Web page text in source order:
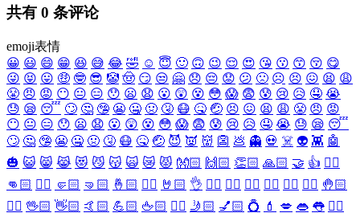
共有 0 条评论
emoji表情
😀 😃 😄 😁 😆 😅 😂 🤣 ☺️ 😇 🙂 🙃 😉 😌 😍 😘 😗 😙 😚 😋
😜 😝 😛 🤑 🤓 😎 🤡 🤠 😏 😒 🤗 😞 😔 😟 😕 🙁 ☹️ 😣 😖 😫 😩
😤 😠 😡 😶 😐 😑 😯 😦 😧 😮 😲 😵 😳 😱 😨 😰 😢 😥 🤤 😭
😓 😪 😴 🙄 🤔 🤥 😬 🤐 🤢 🤧 😷 🤒 🤕 😣 😖 😫 😩 😤 😠 😡
😶 😐 😑 😯 😦 😧 😮 😲 😵 😳 😱 😨 😰 😢 😥 🤤 😭 😓 😪 😴
🙄 🤔 🤥 😬 🤐 🤢 🤧 😷 🤒 🤕 😈 👿 👹 👺 💩 👻 💀 ☠️ 👽 👾 🤖
🎃 😺 😸 😹 😻 😼 😽 🙀 😿 😾 👐🏻 🙌🏻 👏🏻 🙏🏻 🤝 👍 👎🏻
👊🏻 ✊🏻 🤛🏻 🤜🏻 🤞🏻 ✌🏻 🤘🏻 👌 👈🏻 👉🏻 👆🏻 👇🏻 ☝🏻 ✋🏻 🤚🏻
🖐🏻 🖖🏻 👋🏻 🤙🏻 💪🏻 🖕🏻 ✍🏻 🤳🏻 💅🏻 💍 💄 💋 👄 👅 👂🏻